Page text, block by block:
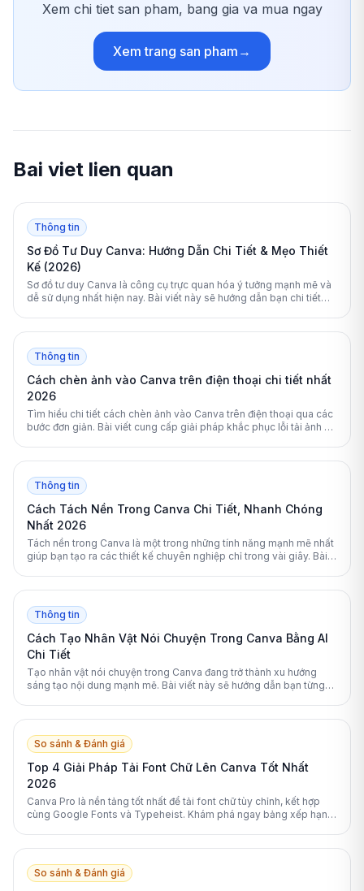
Xem chi tiet san pham, bang gia va mua ngay
Xem trang san pham →
Bai viet lien quan
Thông tin
Sơ Đồ Tư Duy Canva: Hướng Dẫn Chi Tiết & Mẹo Thiết
Kế (2026)
Sơ đồ tư duy Canva là công cụ trực quan hóa ý tưởng mạnh mẽ và
dễ sử dụng nhất hiện nay. Bài viết này sẽ hướng dẫn bạn chi tiết
Thông tin
Cách chèn ảnh vào Canva trên điện thoại chi tiết nhất
2026
Tìm hiểu chi tiết cách chèn ảnh vào Canva trên điện thoại qua các
bước đơn giản. Bài viết cung cấp giải pháp khắc phục lỗi tải ảnh và
Thông tin
Cách Tách Nền Trong Canva Chi Tiết, Nhanh Chóng
Nhất 2026
Tách nền trong Canva là một trong những tính năng mạnh mẽ nhất
giúp bạn tạo ra các thiết kế chuyên nghiệp chỉ trong vài giây. Bài
Thông tin
Cách Tạo Nhân Vật Nói Chuyện Trong Canva Bằng AI
Chi Tiết
Tạo nhân vật nói chuyện trong Canva đang trở thành xu hướng
sáng tạo nội dung mạnh mẽ. Bài viết này sẽ hướng dẫn bạn từng
So sánh & Đánh giá
Top 4 Giải Pháp Tải Font Chữ Lên Canva Tốt Nhất
2026
Canva Pro là nền tảng tốt nhất để tải font chữ tùy chỉnh, kết hợp
cùng Google Fonts và Typeheist. Khám phá ngay bảng xếp hạng
So sánh & Đánh giá